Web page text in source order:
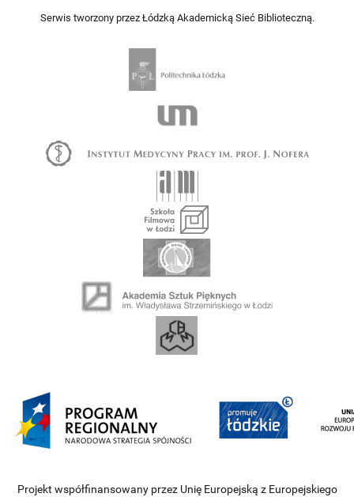
Serwis tworzony przez Łódzką Akademicką Sieć Biblioteczną.
Projekt współfinansowany przez Unię Europejską z Europejskiego